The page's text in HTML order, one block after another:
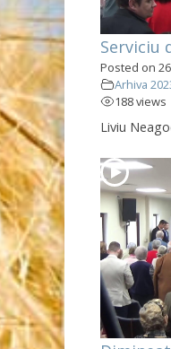
Serviciu
Posted on
Arhiva
188 views
Liviu